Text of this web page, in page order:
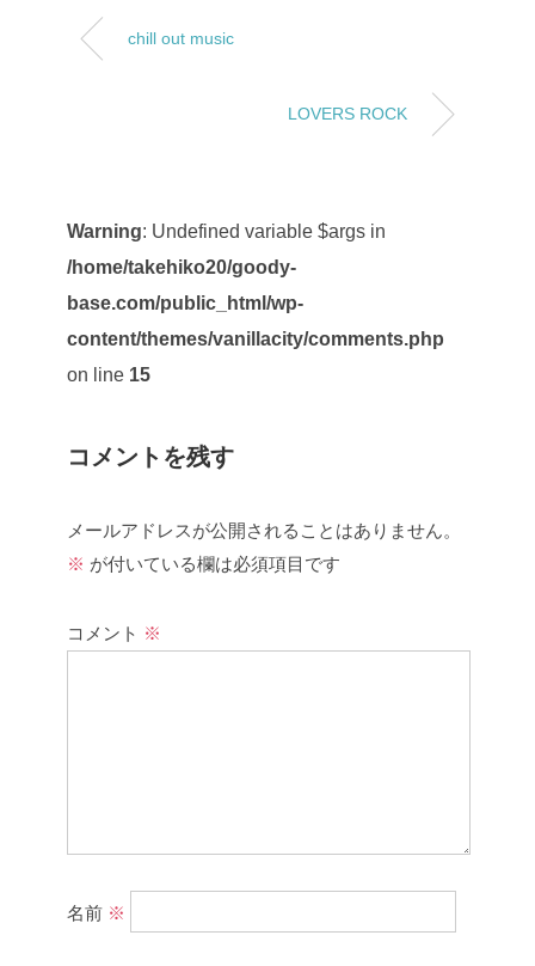
chill out music
LOVERS ROCK
Warning: Undefined variable $args in
/home/takehiko20/goody-
base.com/public_html/wp-
content/themes/vanillacity/comments.php
on line 15
コメントを残す
メールアドレスが公開されることはありません。
※ が付いている欄は必須項目です
コメント ※
名前 ※